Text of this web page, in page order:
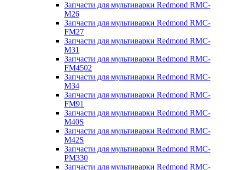
Запчасти для мультиварки Redmond RMC-
M26
Запчасти для мультиварки Redmond RMC-
FM27
Запчасти для мультиварки Redmond RMC-
M31
Запчасти для мультиварки Redmond RMC-
FM4502
Запчасти для мультиварки Redmond RMC-
M34
Запчасти для мультиварки Redmond RMC-
FM91
Запчасти для мультиварки Redmond RMC-
M40S
Запчасти для мультиварки Redmond RMC-
M42S
Запчасти для мультиварки Redmond RMC-
PM330
Запчасти для мультиварки Redmond RMC-